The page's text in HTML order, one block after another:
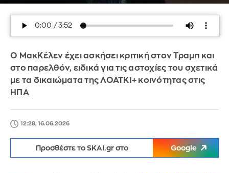
Ο ΜακΚέλεν έχει ασκήσει κριτική στον Τραμπ και
στο παρελθόν, ειδικά για τις αστοχίες του σχετικά
με τα δικαιώματα της ΛΟΑΤΚΙ+ κοινότητας στις
ΗΠΑ
12:28, 16.06.2026
Προσθέστε το SKAI.gr στο Google